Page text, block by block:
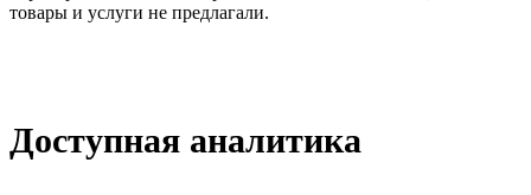
товары и услуги не предлагали.
Доступная аналитика